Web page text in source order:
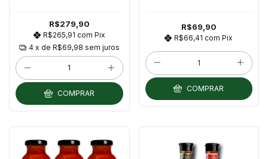
R$279,90
R$265,91 com Pix
4 x de R$69,98 sem juros
COMPRAR
R$69,90
R$66,41com Pix
COMPRAR